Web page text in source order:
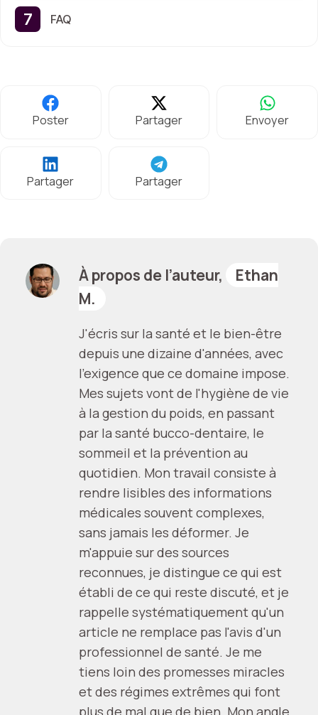
FAQ
Poster Partager Envoyer
Partager Partager
À propos de l’auteur,
Ethan
M.
J'écris sur la santé et le bien-être
depuis une dizaine d'années, avec
l'exigence que ce domaine impose.
Mes sujets vont de l'hygiène de vie
à la gestion du poids, en passant
par la santé bucco-dentaire, le
sommeil et la prévention au
quotidien. Mon travail consiste à
rendre lisibles des informations
médicales souvent complexes,
sans jamais les déformer. Je
m'appuie sur des sources
reconnues, je distingue ce qui est
établi de ce qui reste discuté, et je
rappelle systématiquement qu'un
article ne remplace pas l'avis d'un
professionnel de santé. Je me
tiens loin des promesses miracles
et des régimes extrêmes qui font
plus de mal que de bien. Mon angle